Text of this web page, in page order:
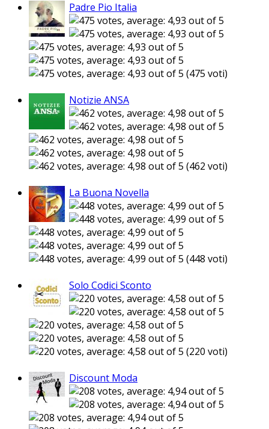
Padre Pio Italia
(475 voti)
Notizie ANSA
(462 voti)
La Buona Novella
(448 voti)
Solo Codici Sconto
(220 voti)
Discount Moda